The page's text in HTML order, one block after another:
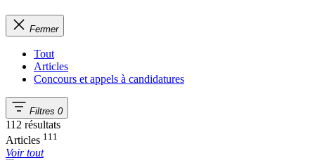
Fermer
Tout
Articles
Concours et appels à candidatures
Filtres 0
112 résultats
Articles 111
Voir tout